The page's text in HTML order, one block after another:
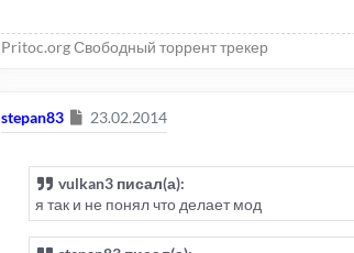
Pritoc.org Свободный торрент трекер
stepan83 Сообщение
23.02.2014
vulkan3 писал(а):
я так и не понял что делает мод